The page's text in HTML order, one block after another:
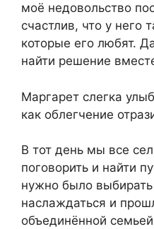
моё недовольство
счастлив, что у него
которые его любят.
найти решение
Маргарет слегка
как облегчение
В тот день мы все
поговорить и найти
нужно было
наслаждаться и
объединённой